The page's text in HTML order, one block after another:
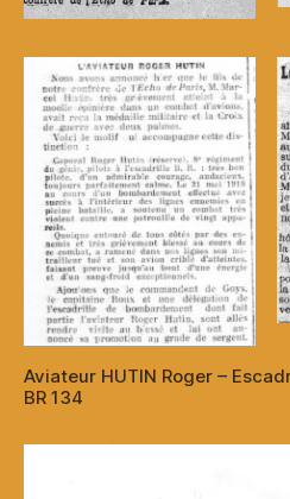
Aviateur HUTIN Roger –
BR 134